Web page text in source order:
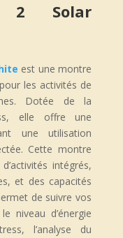
2 Solar
est une montre
les activités de
Dotée de la
elle offre une
une utilisation
Cette montre
intégrés,
et des capacités
de suivre vos
niveau d’énergie
l’analyse du